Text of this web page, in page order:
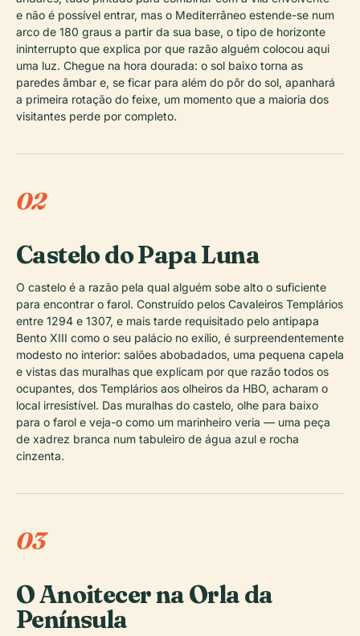
e não é possível entrar, mas o Mediterrâneo estende-se num
arco de 180 graus a partir da sua base, o tipo de horizonte
ininterrupto que explica por que razão alguém colocou aqui
uma luz. Chegue na hora dourada: o sol baixo torna as
paredes âmbar e, se ficar para além do pôr do sol, apanhará
a primeira rotação do feixe, um momento que a maioria dos
visitantes perde por completo.
02
Castelo do Papa Luna
O castelo é a razão pela qual alguém sobe alto o suficiente
para encontrar o farol. Construído pelos Cavaleiros Templários
entre 1294 e 1307, e mais tarde requisitado pelo antipapa
Bento XIII como o seu palácio no exílio, é surpreendentemente
modesto no interior: salões abobadados, uma pequena capela
e vistas das muralhas que explicam por que razão todos os
ocupantes, dos Templários aos olheiros da HBO, acharam o
local irresistível. Das muralhas do castelo, olhe para baixo
para o farol e veja-o como um marinheiro veria — uma peça
de xadrez branca num tabuleiro de água azul e rocha
cinzenta.
03
O Anoitecer na Orla da
Península